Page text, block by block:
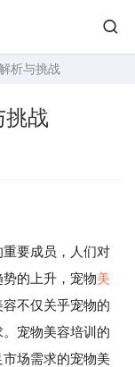
析与挑战
挑战
要成员，人们对
的上升，宠物美
不仅关乎宠物的
宠物美容培训的
场需求的宠物美